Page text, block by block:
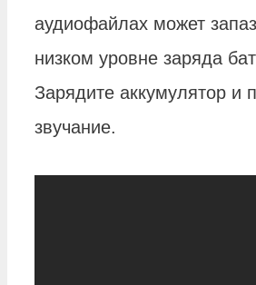
аудиофайлах может
низком уровне заряда
Зарядите аккумулятор и
звучание.